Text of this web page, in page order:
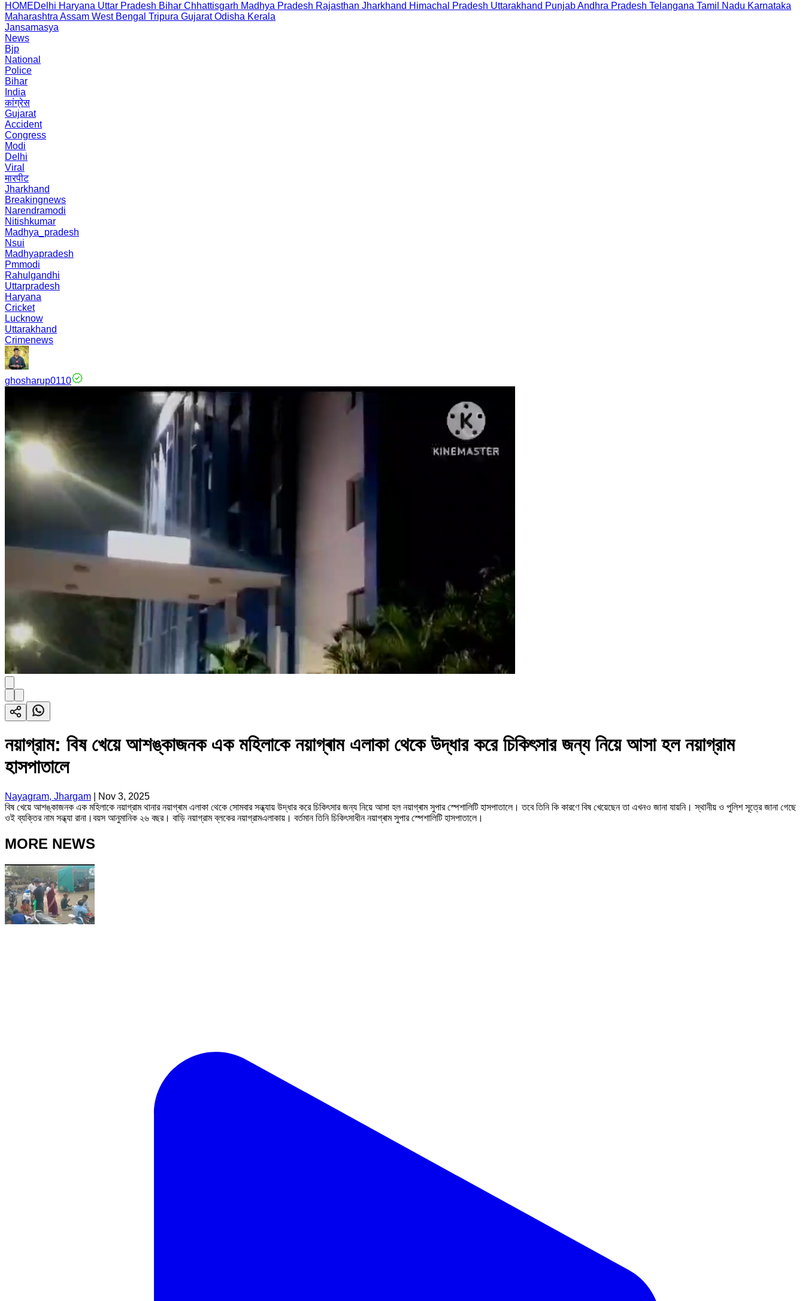
HOMEDelhi Haryana Uttar Pradesh Bihar Chhattisgarh Madhya Pradesh Rajasthan Jharkhand Himachal Pradesh Uttarakhand PunjabAndhra Pradesh Telangana Tamil Nadu Karnataka
Maharashtra Assam West Bengal Tripura Gujarat Odisha Kerala
Jansamasya
News
Bjp
National
Police
Bihar
India
कांग्रेस
Gujarat
Accident
Congress
Modi
Delhi
Viral
मारपीट
Jharkhand
Breakingnews
Narendramodi
Nitishkumar
Madhya_pradesh
Nsui
Madhyapradesh
Pmmodi
Rahulgandhi
Uttarpradesh
Haryana
Cricket
Lucknow
Uttarakhand
Crimenews
ghosharup0110
নয়াগ্রাম: বিষ খেয়ে আশঙ্কাজনক এক মহিলাকে নয়াগ্ৰাম এলাকা থেকে উদ্ধার করে চিকিৎসার জন্য নিয়ে আসা হল নয়াগ্রাম
হাসপাতালে
Nayagram, Jhargam
Nov 3, 2025
বিষ খেয়ে আশঙ্কাজনক এক মহিলাকে নয়াগ্রাম থানার নয়াগ্ৰাম এলাকা থেকে সোমবার সন্ধ্যায় উদ্ধার করে চিকিৎসার জন্য নিয়ে আসা হল নয়াগ্ৰাম সুপার স্পেশালিটি হাসপাতালে। তবে তিনি কি কারণে বিষ খেয়েছেন তা এখনও জানা যায়নি। স্থানীয় ও পুলিশ সূত্রে জানা গেছে
ওই ব্যক্তির নাম সন্ধ্যা রানা।বয়স আনুমানিক ২৬ বছর। বাড়ি নয়াগ্রাম ব্লকের নয়াগ্রামএলাকায়। বর্তমান তিনি চিকিৎসাধীন নয়াগ্ৰাম সুপার স্পেশালিটি হাসপাতালে।
MORE NEWS